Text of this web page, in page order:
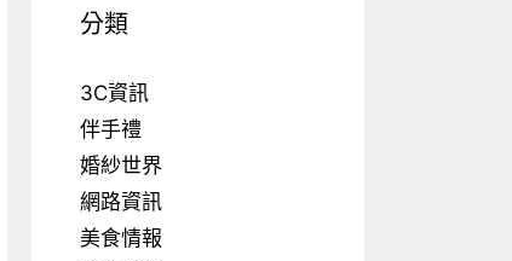
分類
3C資訊
伴手禮
婚紗世界
網路資訊
美食情報